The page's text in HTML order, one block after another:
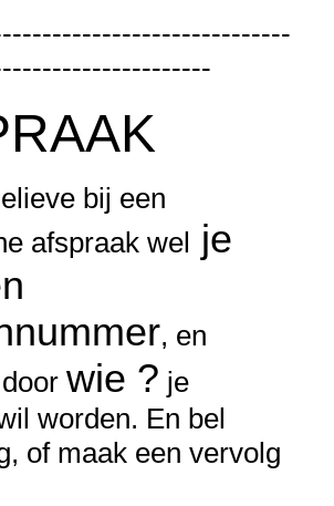
bij een
afspraak wel je
, en
doorwie ? je
worden. En bel
of maak een vervolg